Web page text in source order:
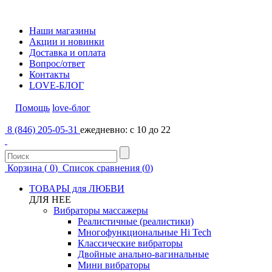
Наши магазины
Акции и новинки
Доставка и оплата
Вопрос/ответ
Контакты
LOVE-БЛОГ
Помощь love-блог
8 (846) 205-05-31 ежедневно: с 10 до 22
Корзина ( 0) Список сравнения (0)
ТОВАРЫ для ЛЮБВИ
ДЛЯ НЕЕ
Вибраторы массажеры
Реалистичные (реалистики)
Многофункциональные Hi Tech
Классические вибраторы
Двойные анально-вагинальные
Мини вибраторы